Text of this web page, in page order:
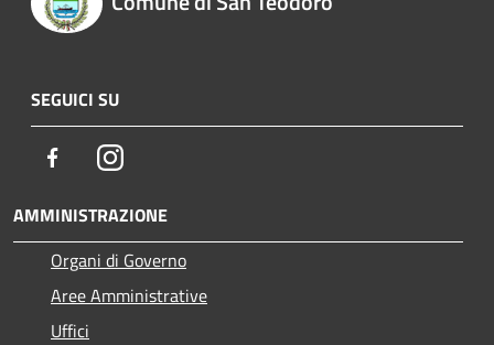
SEGUICI SU
FacebookInstagram
AMMINISTRAZIONE
Organi di Governo
Aree Amministrative
Uffici